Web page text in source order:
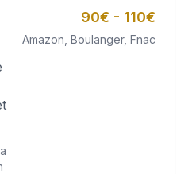
90€ - 110€
Amazon, Boulanger, Fnac